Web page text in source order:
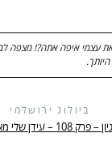
עצמי איפה אתה?! מצפה
ביולוג ירושלמי
גבולות היגיון – פרק 108 –